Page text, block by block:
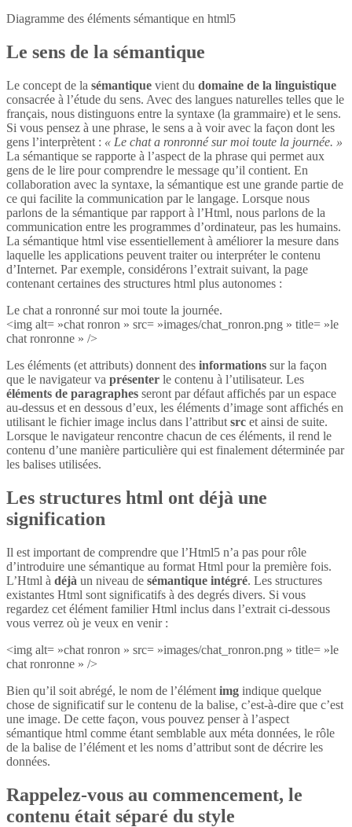
Diagramme des éléments sémantique en html5
Le sens de la sémantique
Le concept de la sémantique vient du domaine de la linguistique
consacrée à l’étude du sens. Avec des langues naturelles telles que le
français, nous distinguons entre la syntaxe (la grammaire) et le sens.
Si vous pensez à une phrase, le sens a à voir avec la façon dont les
gens l’interprètent : « Le chat a ronronné sur moi toute la journée. »
La sémantique se rapporte à l’aspect de la phrase qui permet aux
gens de le lire pour comprendre le message qu’il contient. En
collaboration avec la syntaxe, la sémantique est une grande partie de
ce qui facilite la communication par le langage. Lorsque nous
parlons de la sémantique par rapport à l’Html, nous parlons de la
communication entre les programmes d’ordinateur, pas les humains.
La sémantique html vise essentiellement à améliorer la mesure dans
laquelle les applications peuvent traiter ou interpréter le contenu
d’Internet. Par exemple, considérons l’extrait suivant, la page
contenant certaines des structures html plus autonomes :
Le chat a ronronné sur moi toute la journée.
<img alt= »chat ronron » src= »images/chat_ronron.png » title= »le
chat ronronne » />
Les éléments (et attributs) donnent des informations sur la façon
que le navigateur va présenter le contenu à l’utilisateur. Les
éléments de paragraphes seront par défaut affichés par un espace
au-dessus et en dessous d’eux, les éléments d’image sont affichés en
utilisant le fichier image inclus dans l’attribut src et ainsi de suite.
Lorsque le navigateur rencontre chacun de ces éléments, il rend le
contenu d’une manière particulière qui est finalement déterminée par
les balises utilisées.
Les structures html ont déjà une
signification
Il est important de comprendre que l’Html5 n’a pas pour rôle
d’introduire une sémantique au format Html pour la première fois.
L’Html à déjà un niveau de sémantique intégré. Les structures
existantes Html sont significatifs à des degrés divers. Si vous
regardez cet élément familier Html inclus dans l’extrait ci-dessous
vous verrez où je veux en venir :
<img alt= »chat ronron » src= »images/chat_ronron.png » title= »le
chat ronronne » />
Bien qu’il soit abrégé, le nom de l’élément img indique quelque
chose de significatif sur le contenu de la balise, c’est-à-dire que c’est
une image. De cette façon, vous pouvez penser à l’aspect
sémantique html comme étant semblable aux méta données, le rôle
de la balise de l’élément et les noms d’attribut sont de décrire les
données.
Rappelez-vous au commencement, le
contenu était séparé du style